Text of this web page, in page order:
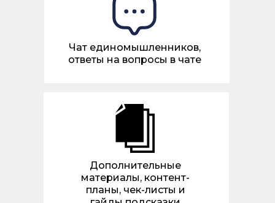
Чат единомышленников,
ответы на вопросы в чате
Дополнительные
материалы, контент-
планы, чек-листы и